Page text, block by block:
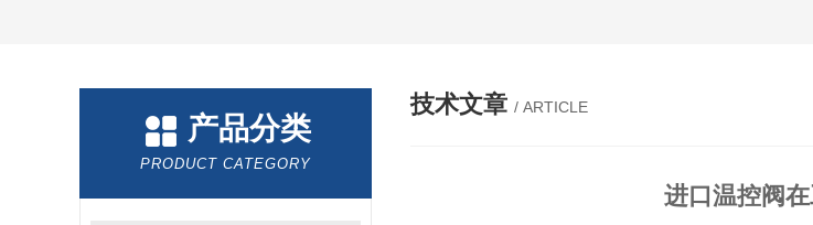
技术文章 / ARTICLE
进口温控阀
产品分类
PRODUCT CATEGORY